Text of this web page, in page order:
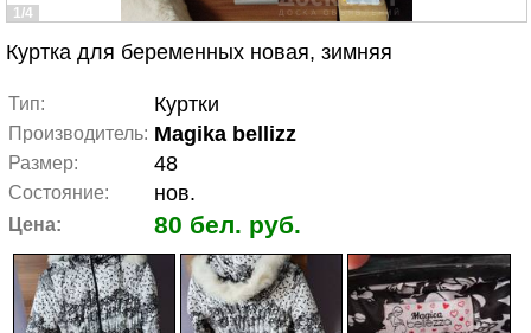
1/4
Куртка для беременных новая, зимняя
Тип: Куртки
Производитель: Magika bellizz
Размер: 48
Состояние: нов.
Цена: 80 бел. руб.